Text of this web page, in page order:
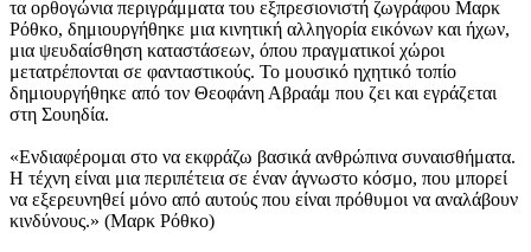
τα ορθογώνια περιγράμματα του εξπρεσιονιστή ζωγράφου Μαρκ
Ρόθκο, δημιουργήθηκε μια κινητική αλληγορία εικόνων και ήχων,
μια ψευδαίσθηση καταστάσεων, όπου πραγματικοί χώροι
μετατρέπονται σε φανταστικούς. Το μουσικό ηχητικό τοπίο
δημιουργήθηκε από τον Θεοφάνη Αβραάμ που ζει και εγράζεται
στη Σουηδία.
«Ενδιαφέρομαι στο να εκφράζω βασικά ανθρώπινα συναισθήματα.
Η τέχνη είναι μια περιπέτεια σε έναν άγνωστο κόσμο, που μπορεί
να εξερευνηθεί μόνο από αυτούς που είναι πρόθυμοι να αναλάβουν
κινδύνους.» (Μαρκ Ρόθκο)